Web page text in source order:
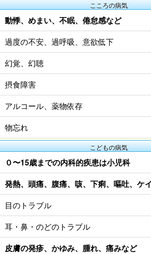
こころの病気
動悸、めまい、不眠、倦怠感など
過度の不安、過呼吸、意欲低下
幻覚、幻聴
摂食障害
アルコール、薬物依存
物忘れ
こどもの病気
０〜15歳までの内科的疾患は小児科
発熱、頭痛、腹痛、咳、下痢、嘔吐、ケ
目のトラブル
耳・鼻・のどのトラブル
皮膚の発疹、かゆみ、腫れ、痛みなど